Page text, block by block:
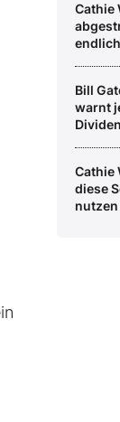
Cathie
Bill
warnt
Cathie
diese
nutzen